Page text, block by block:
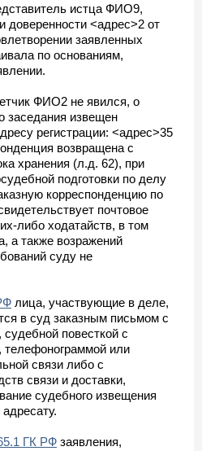
истца ФИО9,
доверенности <адрес>2 от
заявленных
по основаниям,
ФИО2 не явился, о
заседания извещен
регистрации: <адрес>35
возвращена с
хранения (л.д. 62), при
подготовки по делу
корреспонденцию по
почтовое
либо ходатайств, в том
а также возражений
суду не
лица, участвующие в деле,
в суд заказным письмом с
повесткой с
телефонограммой или
связи либо с
связи и доставки,
судебного извещения
ГК РФ заявления,